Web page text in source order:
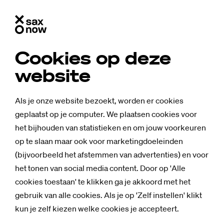
Cookies op deze
website
Als je onze website bezoekt, worden er cookies
geplaatst op je computer. We plaatsen cookies voor
het bijhouden van statistieken en om jouw voorkeuren
op te slaan maar ook voor marketingdoeleinden
(bijvoorbeeld het afstemmen van advertenties) en voor
het tonen van social media content. Door op 'Alle
cookies toestaan' te klikken ga je akkoord met het
gebruik van alle cookies. Als je op 'Zelf instellen' klikt
kun je zelf kiezen welke cookies je accepteert.